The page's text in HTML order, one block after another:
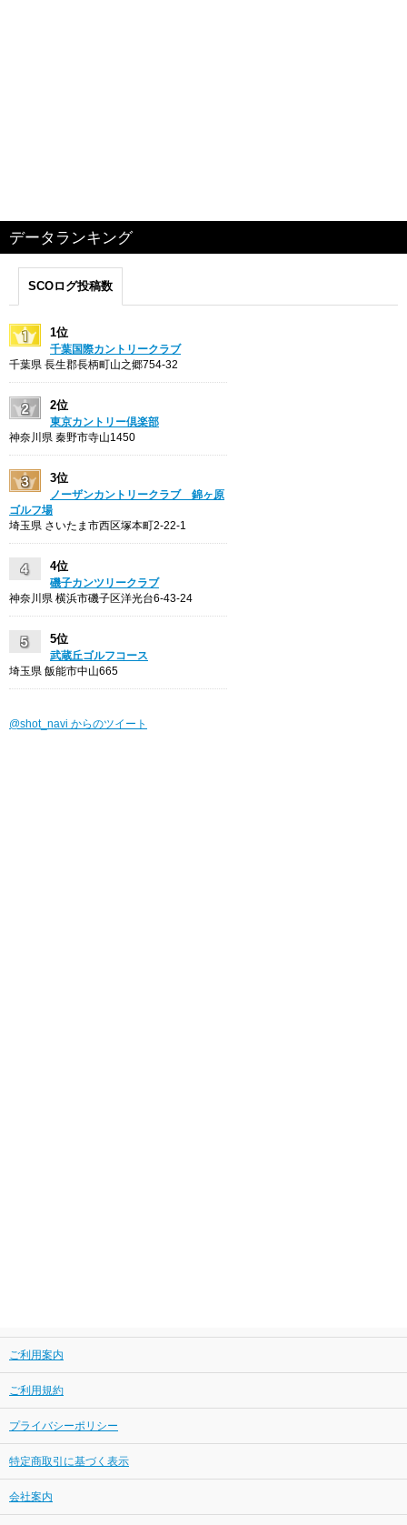
データランキング
SCOログ投稿数
1位
千葉国際カントリークラブ
千葉県 長生郡長柄町山之郷754-32
2位
東京カントリー倶楽部
神奈川県 秦野市寺山1450
3位
ノーザンカントリークラブ 錦ヶ原
ゴルフ場
埼玉県 さいたま市西区塚本町2-22-1
4位
磯子カンツリークラブ
神奈川県 横浜市磯子区洋光台6-43-24
5位
武蔵丘ゴルフコース
埼玉県 飯能市中山665
@shot_navi からのツイート
ご利用案内
ご利用規約
プライバシーポリシー
特定商取引に基づく表示
会社案内